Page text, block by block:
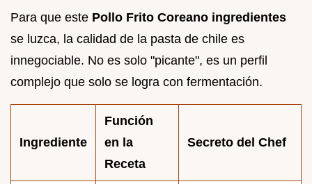
Para que este Pollo Frito Coreano ingredientes
se luzca, la calidad de la pasta de chile es
innegociable. No es solo "picante", es un perfil
complejo que solo se logra con fermentación.
Ingrediente
Función
en la
Receta
Secreto del Chef